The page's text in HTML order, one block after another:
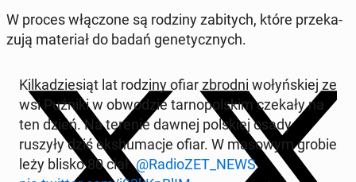
W proces włą­czo­ne są rodziny za­bi­tych, które prze­ka­
zu­ją ma­te­riał do badań ge­ne­tycz­nych.
Kil­ka­dzie­siąt lat rodziny ofiar zbrodni wo­łyń­skiej ze
wsi Puźniki w ob­wo­dzie tar­no­pol­skim czekały na
ten dzień. Na terenie dawnej pol­skiej osady
ruszyły dziś eks­hu­ma­cje ofiar. W masowym grobie
leży blisko 80 ciał.@Ra­dio­ZET_NEWS